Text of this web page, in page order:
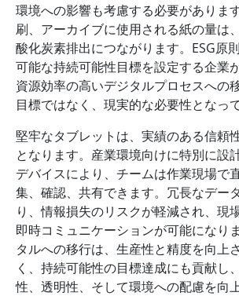
環境への影響も考慮する必要がありま
刷、アーカイブに使用される紙の量は
酸化炭素排出につながります。ESG原
可能な持続可能性目標を設定する企業
資源効率の高いデジタルプロセスへの
目標ではなく、現実的な必要性となっ
堅牢なタブレットは、実績のある信頼
となります。産業環境向けに特別に設
デバイスにより、チームは作業現場で
集、確認、共有できます。冗長なデー
り、情報損失のリスクが軽減され、現
即時コミュニケーションが可能になり
タルへの移行は、生産性と精度を向上
く、持続可能性の目標達成にも貢献し
性、透明性、そして環境への配慮を向